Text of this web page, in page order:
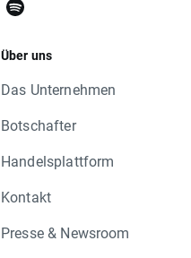
Über uns
Das Unternehmen
Botschafter
Handelsplattform
Kontakt
Presse & Newsroom